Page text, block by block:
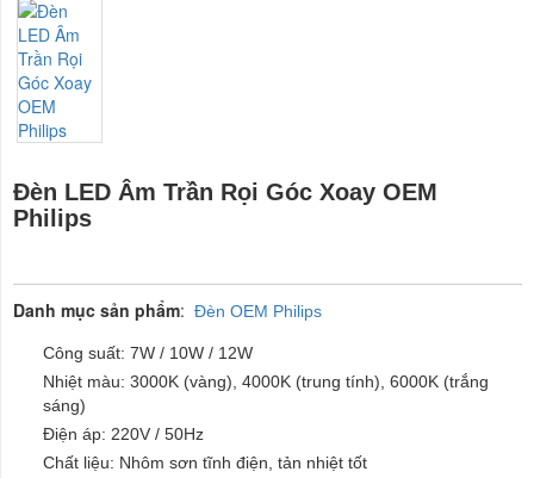
Đèn LED Âm Trần Rọi Góc Xoay OEM
Philips
Danh mục sản phẩm: Đèn OEM Philips
Công suất: 7W / 10W / 12W
Nhiệt màu: 3000K (vàng), 4000K (trung tính), 6000K (trắng
sáng)
Điện áp: 220V / 50Hz
Chất liệu: Nhôm sơn tĩnh điện, tản nhiệt tốt